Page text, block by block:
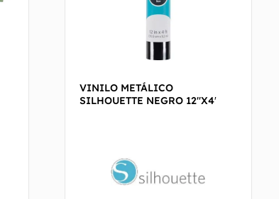
VINILO METÁLICO
SILHOUETTE NEGRO 12″X4′